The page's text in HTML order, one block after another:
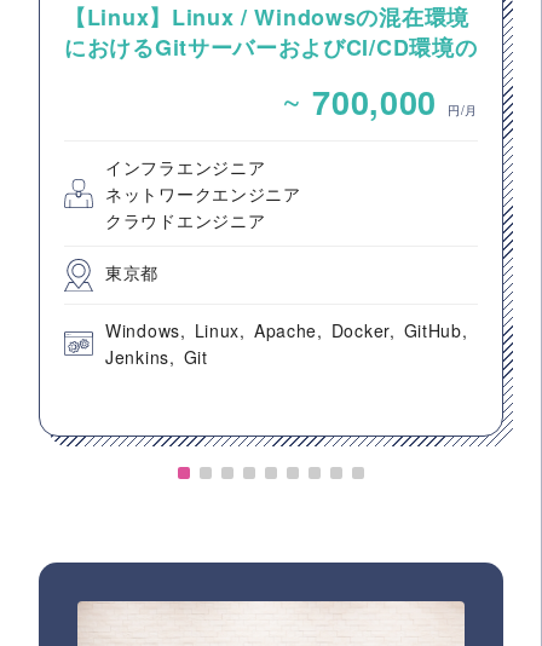
【Linux】Linux / Windowsの混在環境
におけるGitサーバーおよびCI/CD環境の
~ 700,000 円/月
インフラエンジニア
ネットワークエンジニア
クラウドエンジニア
東京都
Windows Linux Apache Docker
GitHub
Jenkins
Git